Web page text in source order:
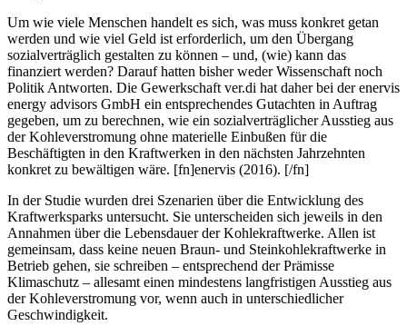
Um wie viele Menschen handelt es sich, was muss konkret getan
werden und wie viel Geld ist erforderlich, um den Übergang
sozialverträglich gestalten zu können – und, (wie) kann das
finanziert werden? Darauf hatten bisher weder Wissenschaft noch
Politik Antworten. Die Gewerkschaft ver.di hat daher bei der enervis
energy advisors GmbH ein entsprechendes Gutachten in Auftrag
gegeben, um zu berechnen, wie ein sozialverträglicher Ausstieg aus
der Kohleverstromung ohne materielle Einbußen für die
Beschäftigten in den Kraftwerken in den nächsten Jahrzehnten
konkret zu bewältigen wäre. [fn]enervis (2016). [/fn]
In der Studie wurden drei Szenarien über die Entwicklung des
Kraftwerksparks untersucht. Sie unterscheiden sich jeweils in den
Annahmen über die Lebensdauer der Kohlekraftwerke. Allen ist
gemeinsam, dass keine neuen Braun- und Steinkohlekraftwerke in
Betrieb gehen, sie schreiben – entsprechend der Prämisse
Klimaschutz – allesamt einen mindestens langfristigen Ausstieg aus
der Kohleverstromung vor, wenn auch in unterschiedlicher
Geschwindigkeit.